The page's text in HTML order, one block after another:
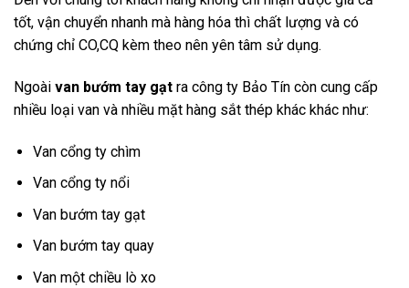
tốt, vận chuyển nhanh mà hàng hóa thì chất lượng và có
chứng chỉ CO,CQ kèm theo nên yên tâm sử dụng.
Ngoài van bướm tay gạt ra công ty Bảo Tín còn cung cấp
nhiều loại van và nhiều mặt hàng sắt thép khác khác như:
Van cổng ty chìm
Van cổng ty nổi
Van bướm tay gạt
Van bướm tay quay
Van một chiều lò xo